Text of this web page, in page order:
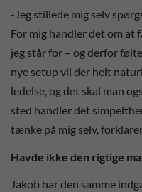
-Jeg stillede mig selv
For mig handler det om at
jeg står for – og derfor
nye setup vil der helt
ledelse, og det skal man
sted handler det
tænke på mig selv,
Havde ikke den rigtige
Jakob har den samme